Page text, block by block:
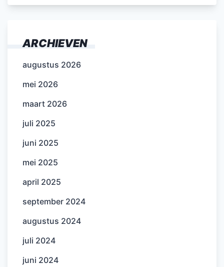
ARCHIEVEN
augustus 2026
mei 2026
maart 2026
juli 2025
juni 2025
mei 2025
april 2025
september 2024
augustus 2024
juli 2024
juni 2024